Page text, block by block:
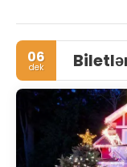
24-hour fitness
amenities at this
wedding services,
Make yourself at
featuring minibars
comes with Frette
(surcharge)
programming is
bathrooms with
06
dek